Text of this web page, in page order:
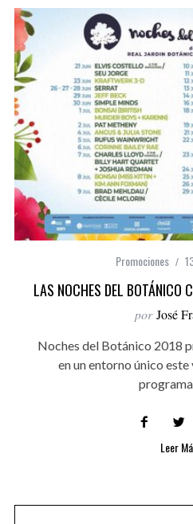
Promociones
LAS NOCHES DEL BOTÁNICO
por José
Noches del Botánico 2018
en un entorno único
Leer